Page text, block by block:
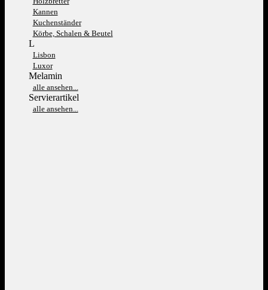
Kannen
Kuchenständer
Körbe, Schalen & Beutel
L
Lisbon
Luxor
Melamin
alle ansehen...
Servierartikel
alle ansehen...